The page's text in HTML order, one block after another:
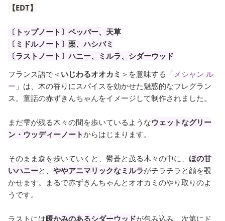
【EDT】
〔トップノート〕ペッパー、天草
〔ミドルノート〕栗、ハシバミ
〔ラストノート〕ハニー、ミルラ、シダーウッド
フランス語で＜ いじわるオオカミ ＞を意味する「メシャン ル
ー 」は、木の香りにスパイスを効かせた魅惑的なフレグラン
ス。童話の赤ずきんちゃんをイメージして制作されました。
まだ雫が残る木々の間を歩いているようなウェットなグリー
ン・ウッディーノートからはじまります。
そのまま森を歩いていくと、鬱蒼と茂る木々の中に、 ほの甘
いハニーと、 ややアニマリックなミルラがチラチラと顔を覗
かせます。まるで赤ずきんちゃんとオオカミのやり取りのよ
うです。
ラストには暖かみのあるシダーウッドが包み込み、次第にド